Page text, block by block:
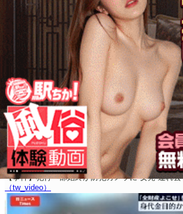
【事件】犯行一部始終が防犯カメラに 女児“連れ去
（tw_video）